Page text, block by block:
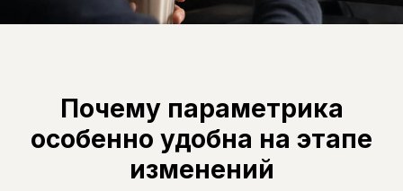
Почему параметрика
особенно удобна на этапе
изменений